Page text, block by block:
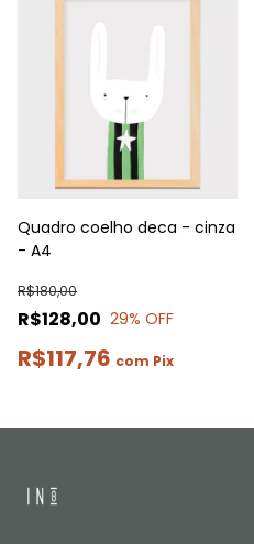
Quadro coelho deca - cinza
- A4
R$128,00
R$180,00
29% OFF
R$117,76 com Pix